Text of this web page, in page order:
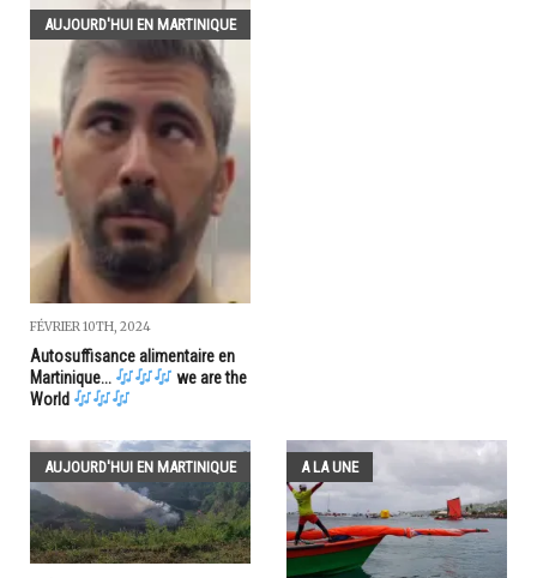
AUJOURD'HUI EN MARTINIQUE
FÉVRIER 10TH, 2024
Autosuffisance alimentaire en
Martinique...
we are the
World
AUJOURD'HUI EN MARTINIQUE A LA UNE